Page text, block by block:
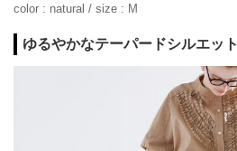
color : natural / size : M
ゆるやかなテーパードシルエット